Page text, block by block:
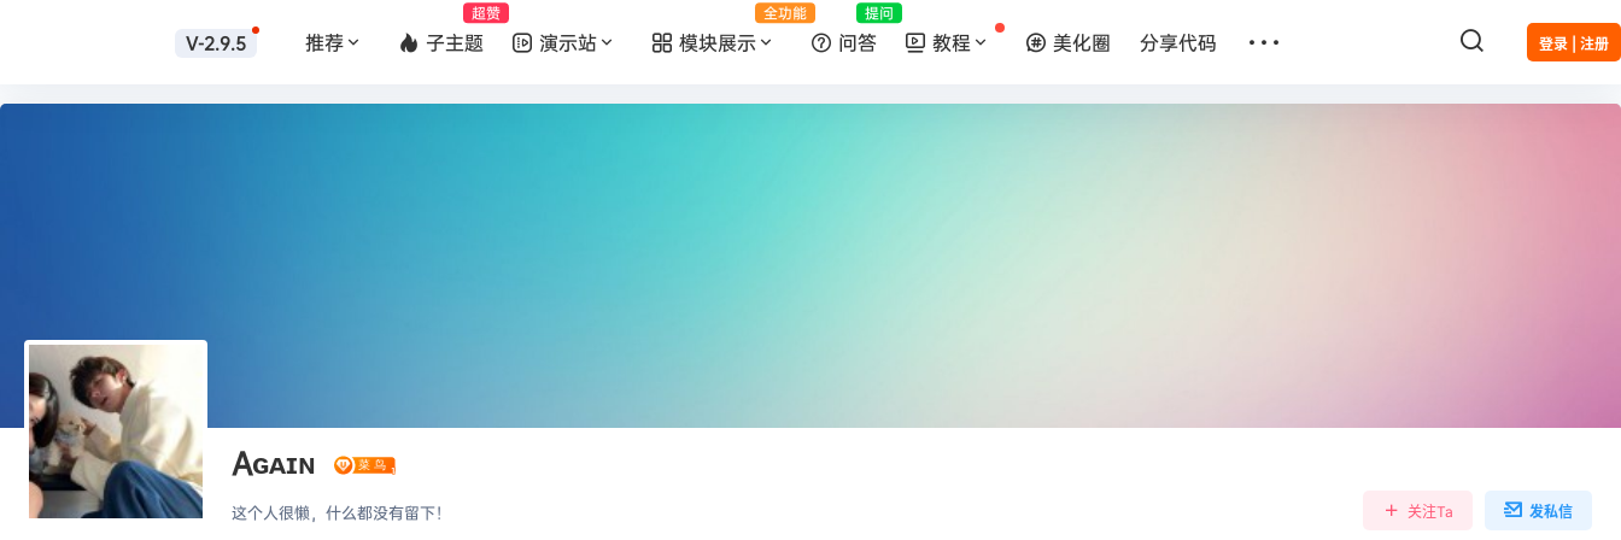
V-2.9.5 登录 | 注册
推荐 子主题
超赞
演示站 模块展示
全功能
问答
提问
教程 美化圈 分享代码 …
Aɢᴀɪɴ
这个人很懒，什么都没有留下！ 关注Ta 发私信